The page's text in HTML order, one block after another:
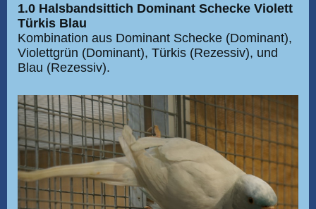
1.0 Halsbandsittich Dominant Schecke Violett
Türkis Blau
Kombination aus Dominant Schecke (Dominant),
Violettgrün (Dominant), Türkis (Rezessiv), und
Blau (Rezessiv).